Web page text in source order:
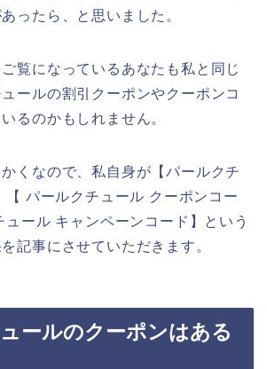
ったら、と思いました。
覧になっているあなたも私と同じ
ールの割引クーポンやクーポンコ
るのかもしれません。
くなので、私自身が【パールクチ
【 パールクチュール クーポンコー
ュール キャンペーンコード】という
記事にさせていただきます。
ールのクーポンはある